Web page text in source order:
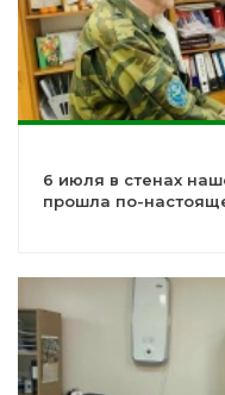
6 июля в стенах
прошла по-